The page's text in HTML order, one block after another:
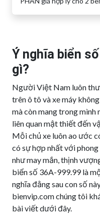
Ý nghĩa biển
gì?
Người Việt Nam luôn
trên ô tô và xe máy
mà còn mang trong
liên quan mật thiết đến
Mỗi chủ xe luôn ao ước
có sự hợp nhất với phong
như may mắn, thịnh
biển số 36A-999.99 là
nghĩa đằng sau con số
bienvip.com chúng tôi
bài viết dưới đây.